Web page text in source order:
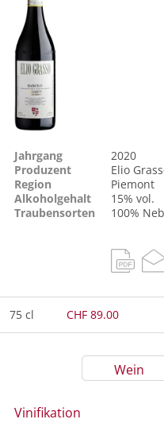
Jahrgang
2020
Produzent
Elio
Region
Piemont
Alkoholgehalt
15% vol.
Traubensorten
100%
75 cl CHF 89.00
Wein
Vinifikation